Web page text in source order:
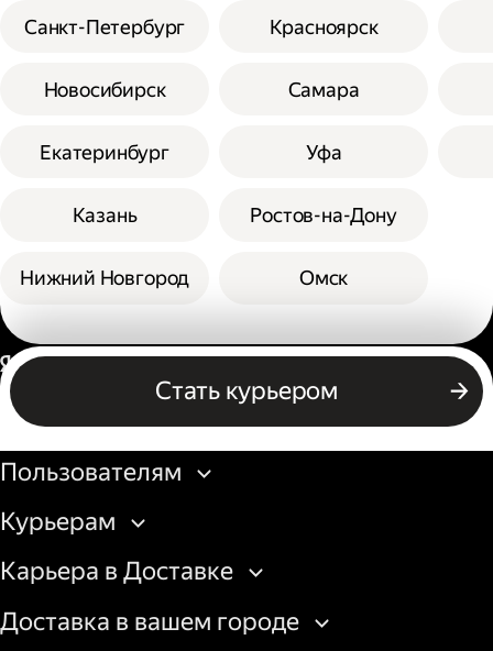
Санкт-Петербург
Новосибирск
Екатеринбург
Казань
Нижний Новгород
Красноярск
Самара
Уфа
Ростов-на-Дону
Омск
Стать курьером
Россия
Бизнесу
Пользователям
Курьерам
Карьера в Доставке
Доставка в вашем городе